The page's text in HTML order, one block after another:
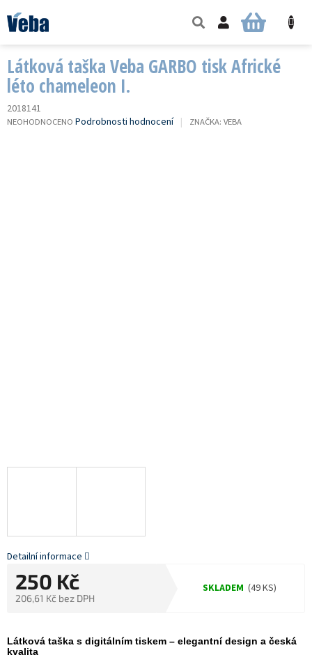
na
obsah
NÁKUPNÍ
Látková taška Veba GARBO tisk Africké
léto chameleon I.
2018141
PRŮMĚRNÉ
NEOHODNOCENO Podrobnosti hodnocení ZNAČKA: VEBA
250 Kč
206,61 Kč bez DPH
SKLADEM (49 KS)
Látková taška s digitálním tiskem – elegantní design a česká
kvalita
Detailní informace